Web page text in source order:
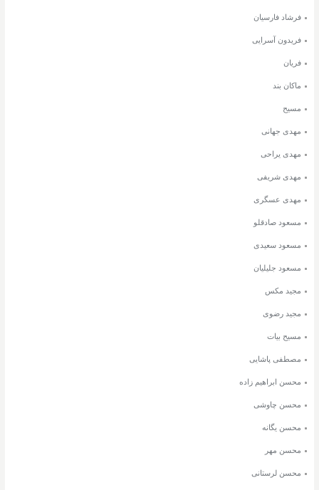
فرشاد فارسیان
فریدون آسرایی
فریان
ماکان بند
مسیح
مهدی جهانی
مهدی یراحی
مهدی شریفی
مهدی عسگری
مسعود صادقلو
مسعود سعیدی
مسعود جلیلیان
مجید مکس
مجید رضوی
مسیح بیات
مصطفی پاشایی
محسن ابراهیم زاده
محسن چاوشی
محسن یگانه
محسن مهر
محسن لرستانی